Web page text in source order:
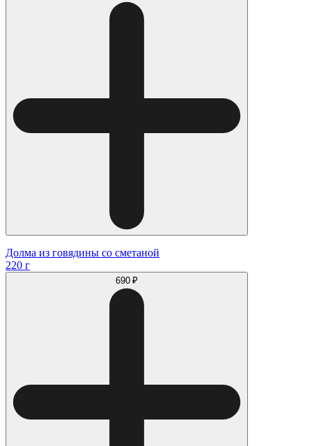
Долма из говядины со сметаной
220 г
690 ₽